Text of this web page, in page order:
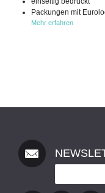
Packungen mit
Mehr erfahren